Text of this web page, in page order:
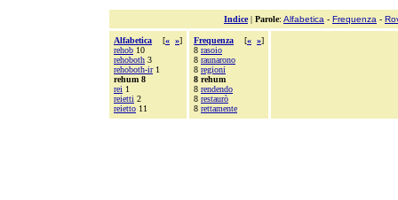
Indice| Parole: Alfabetica - Frequenza -
Alfabetica [« »]
rehob 10
rehoboth 3
rehoboth-ir1
rehum 8
rei 1
reietti 2
reietto 11
Frequenza [« »]
8 rasoio
8 raunarono
8 regioni
8 rehum
8 rendendo
8 restaurò
8 rettamente